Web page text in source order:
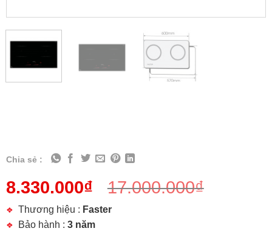
Chia sẻ :
8.330.000₫ 17.000.000₫
Thương hiệu : Faster
Bảo hành : 3 năm